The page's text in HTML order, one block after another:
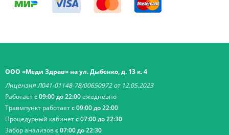
ООО «Меди Здрав» на ул. Дыбенко, д. 13 к. 4
Лицензия Л041-01148-78/00650972 от 12.05.2023
Работаетс 09:00 до 22:00ежедневно
Травмпункт работаетс 09:00 до 22:00
Процедурный кабинетс 07:00 до 22:30
Забор анализовс 07:00 до 22:30